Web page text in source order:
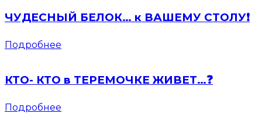
ЧУДЕСНЫЙ БЕЛОК… к ВАШЕМУ СТОЛУ❗️
Подробнее
КТО- КТО в ТЕРЕМОЧКЕ ЖИВЕТ…❓
Подробнее